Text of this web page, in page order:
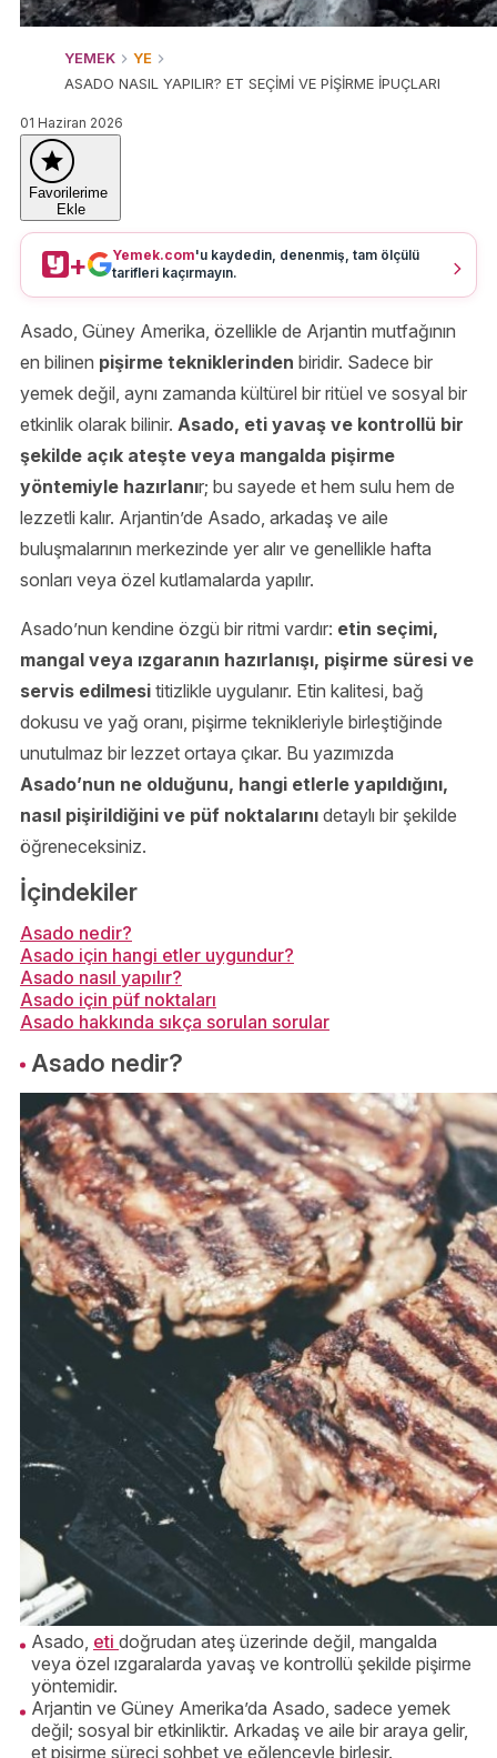
YEMEK
YE
ASADO NASIL YAPILIR? ET SEÇİMİ VE PİŞİRME İPUÇLARI
01 Haziran 2026
Favorilerime
Ekle
+ Yemek.com'u kaydedin, denenmiş, tam ölçülü
tarifleri kaçırmayın.
Asado, Güney Amerika, özellikle de Arjantin mutfağının
en bilinen pişirme tekniklerinden biridir. Sadece bir
yemek değil, aynı zamanda kültürel bir ritüel ve sosyal bir
etkinlik olarak bilinir. Asado, eti yavaş ve kontrollü bir
şekilde açık ateşte veya mangalda pişirme
yöntemiyle hazırlanır; bu sayede et hem sulu hem de
lezzetli kalır. Arjantin’de Asado, arkadaş ve aile
buluşmalarının merkezinde yer alır ve genellikle hafta
sonları veya özel kutlamalarda yapılır.
Asado’nun kendine özgü bir ritmi vardır: etin seçimi,
mangal veya ızgaranın hazırlanışı, pişirme süresi ve
servis edilmesi titizlikle uygulanır. Etin kalitesi, bağ
dokusu ve yağ oranı, pişirme teknikleriyle birleştiğinde
unutulmaz bir lezzet ortaya çıkar. Bu yazımızda
Asado’nun ne olduğunu, hangi etlerle yapıldığını,
nasıl pişirildiğini ve püf noktalarını detaylı bir şekilde
öğreneceksiniz.
İçindekiler
Asado nedir?
Asado için hangi etler uygundur?
Asado nasıl yapılır?
Asado için püf noktaları
Asado hakkında sıkça sorulan sorular
Asado nedir?
Asado, eti doğrudan ateş üzerinde değil, mangalda
veya özel ızgaralarda yavaş ve kontrollü şekilde pişirme
yöntemidir.
Arjantin ve Güney Amerika’da Asado, sadece yemek
değil; sosyal bir etkinliktir. Arkadaş ve aile bir araya gelir,
et pişirme süreci sohbet ve eğlenceyle birleşir.